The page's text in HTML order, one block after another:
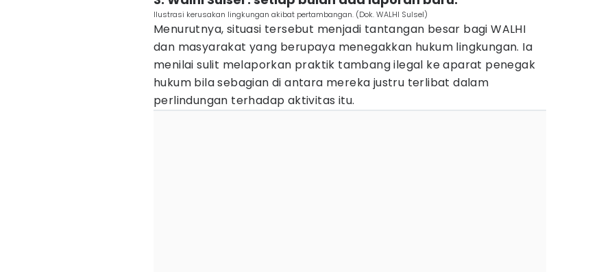
Ilustrasi kerusakan lingkungan akibat pertambangan. (Dok. WALHI Sulsel)
Menurutnya, situasi tersebut menjadi tantangan besar bagi WALHI
dan masyarakat yang berupaya menegakkan hukum lingkungan. Ia
menilai sulit melaporkan praktik tambang ilegal ke aparat penegak
hukum bila sebagian di antara mereka justru terlibat dalam
perlindungan terhadap aktivitas itu.